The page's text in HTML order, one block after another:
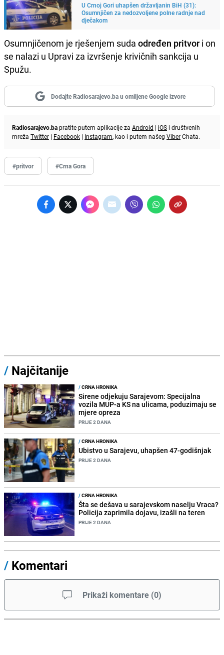
U Crnoj Gori uhapšen državljanin BiH (31):
Osumnjičen za nedozvoljene polne radnje nad
dječakom
Osumnjičenom je rješenjem suda određen pritvor i on
se nalazi u Upravi za izvršenje krivičnih sankcija u
Spužu.
Dodajte Radiosarajevo.ba u omiljene Google izvore
Radiosarajevo.bapratite putem aplikacije za Android | iOS i društvenih
mreža Twitter | Facebook | Instagram, kao i putem našeg ViberChata.
#pritvor #Crna Gora
/ Najčitanije
/CRNA HRONIKA
Sirene odjekuju Sarajevom: Specijalna
vozila MUP-a KS na ulicama, poduzimaju se
mjere opreza
PRIJE 2 DANA
/CRNA HRONIKA
Ubistvo u Sarajevu, uhapšen 47-godišnjak
PRIJE 2 DANA
/CRNA HRONIKA
Šta se dešava u sarajevskom naselju Vraca?
Policija zaprimila dojavu, izašli na teren
PRIJE 2 DANA
/ Komentari
Prikaži komentare (0)